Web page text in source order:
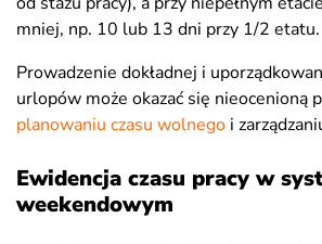
mniej, np. 10 lub 13 dni przy 1/2 etatu.
Prowadzenie dokładnej i
urlopów może okazać się nieocenioną
planowaniu czasu wolnego i
Ewidencja czasu pracy w
weekendowym